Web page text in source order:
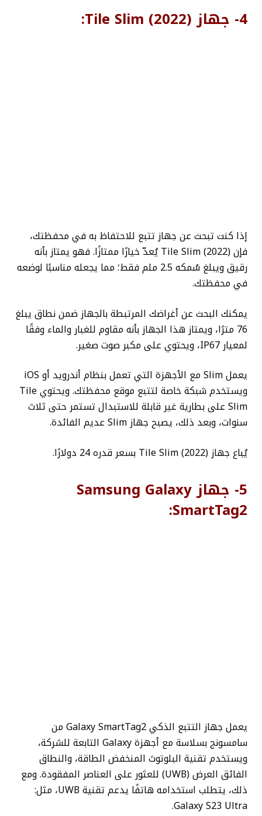
4- جهاز Tile Slim (2022):
إذا كنت تبحث عن جهاز تتبع للاحتفاظ به في محفظتك،
فإن Tile Slim (2022) يُعدّ خيارًا ممتازًا. فهو يمتاز بأنه
رقيق ويبلغ سُمكه 2.5 ملم فقط؛ مما يجعله مناسبًا لوضعه
في محفظتك.
يمكنك البحث عن أغراضك المرتبطة بالجهاز ضمن نطاق يبلغ
76 مترًا، ويمتاز هذا الجهاز بأنه مقاوم للغبار والماء وفقًا
لمعيار IP67، ويحتوي على مكبر صوت صغير.
يعمل Slim مع الأجهزة التي تعمل بنظام أندرويد أو iOS
ويستخدم شبكة خاصة لتتبع موقع محفظتك. ويحتوي Tile
Slim على بطارية غير قابلة للاستبدال تستمر حتى ثلاث
سنوات، وبعد ذلك، يصبح جهاز Slim عديم الفائدة.
يُباع جهاز Tile Slim (2022) بسعر قدره 24 دولارًا.
5- جهاز Samsung Galaxy
SmartTag2:
يعمل جهاز التتبع الذكي Galaxy SmartTag2 من
سامسونج بسلاسة مع أجهزة Galaxy التابعة للشركة،
ويستخدم تقنية البلوتوث المنخفض الطاقة، والنطاق
الفائق العرض (UWB) للعثور على العناصر المفقودة. ومع
ذلك، يتطلب استخدامه هاتفًا يدعم تقنية UWB، مثل:
Galaxy S23 Ultra.